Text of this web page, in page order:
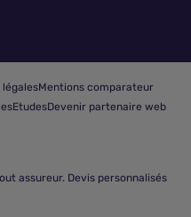
légalesMentions comparateur
EtudesDevenir partenaire web
assureur. Devis personnalisés